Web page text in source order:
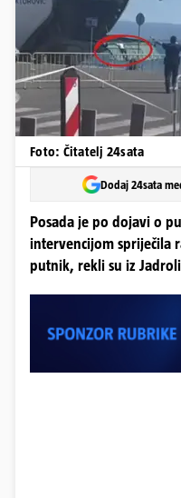
Foto: Čitatelj 24sata
Dodaj 24sata
Posada je po dojavi o
intervencijom spriječila
putnik, rekli su iz